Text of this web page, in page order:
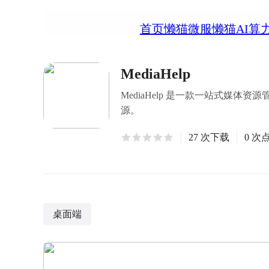
首页懒猫微服懒猫AI算
MediaHelp
MediaHelp 是一款一站式媒体资
源。
27 次下载 0 次
桌面端